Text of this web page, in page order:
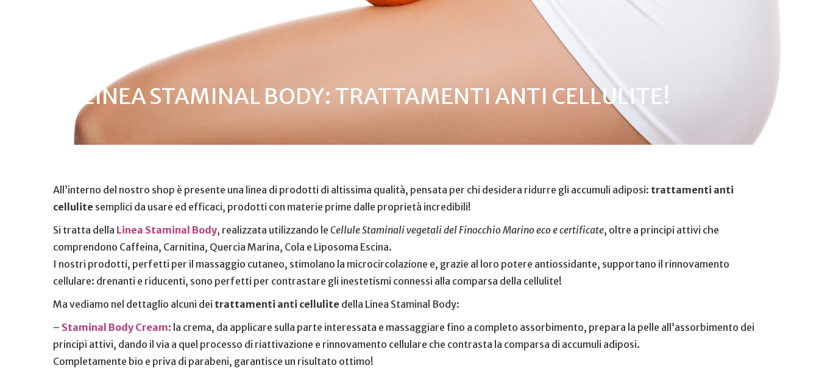
LA LINEA STAMINAL BODY: TRATTAMENTI ANTI CELLULITE!
All’interno del nostro shop è presente una linea di prodotti di altissima qualità, pensata per chi desidera ridurre gli accumuli adiposi: trattamenti anti
cellulite semplici da usare ed efficaci, prodotti con materie prime dalle proprietà incredibili!
Si tratta della Linea Staminal Body, realizzata utilizzando le Cellule Staminali vegetali del Finocchio Marino eco e certificate, oltre a principi attivi che
comprendono Caffeina, Carnitina, Quercia Marina, Cola e Liposoma Escina.
I nostri prodotti, perfetti per il massaggio cutaneo, stimolano la microcircolazione e, grazie al loro potere antiossidante, supportano il rinnovamento
cellulare: drenanti e riducenti, sono perfetti per contrastare gli inestetismi connessi alla comparsa della cellulite!
Ma vediamo nel dettaglio alcuni dei trattamenti anti cellulite della Linea Staminal Body:
– Staminal Body Cream: la crema, da applicare sulla parte interessata e massaggiare fino a completo assorbimento, prepara la pelle all’assorbimento dei
principi attivi, dando il via a quel processo di riattivazione e rinnovamento cellulare che contrasta la comparsa di accumuli adiposi.
Completamente bio e priva di parabeni, garantisce un risultato ottimo!